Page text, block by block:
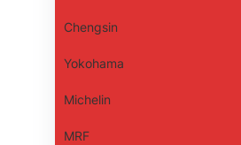
Chengsin
Yokohama
Michelin
MRF